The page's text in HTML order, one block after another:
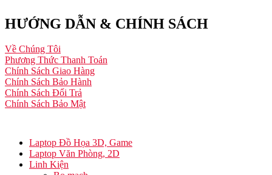
HƯỚNG DẪN & CHÍNH SÁCH
Về Chúng Tôi
Phương Thức Thanh Toán
Chính Sách Giao Hàng
Chính Sách Bảo Hành
Chính Sách Đổi Trả
Chính Sách Bảo Mật
Laptop Đồ Họa 3D, Game
Laptop Văn Phòng, 2D
Linh Kiện